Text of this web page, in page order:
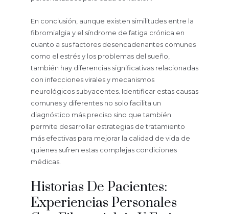
En conclusión, aunque existen similitudes entre la
fibromialgia y el síndrome de fatiga crónica en
cuanto a sus factores desencadenantes comunes
como el estrés y los problemas del sueño,
también hay diferencias significativas relacionadas
con infecciones virales y mecanismos
neurológicos subyacentes. Identificar estas causas
comunes y diferentes no solo facilita un
diagnóstico más preciso sino que también
permite desarrollar estrategias de tratamiento
más efectivas para mejorar la calidad de vida de
quienes sufren estas complejas condiciones
médicas.
Historias De Pacientes:
Experiencias Personales